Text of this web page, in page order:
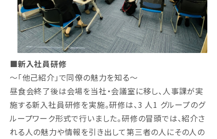
■新⼊社員研修
〜「他己紹介」で同僚の魅⼒を知る〜
昼食会終了後は会場を当社・会議室に移し、人事課が実
施する新⼊社員研修を実施。研修は、3 人1 グループのグ
ループワーク形式で⾏いました。研修の冒頭では、紹介さ
れる人の魅⼒や情報を引き出して第三者の人にその人の